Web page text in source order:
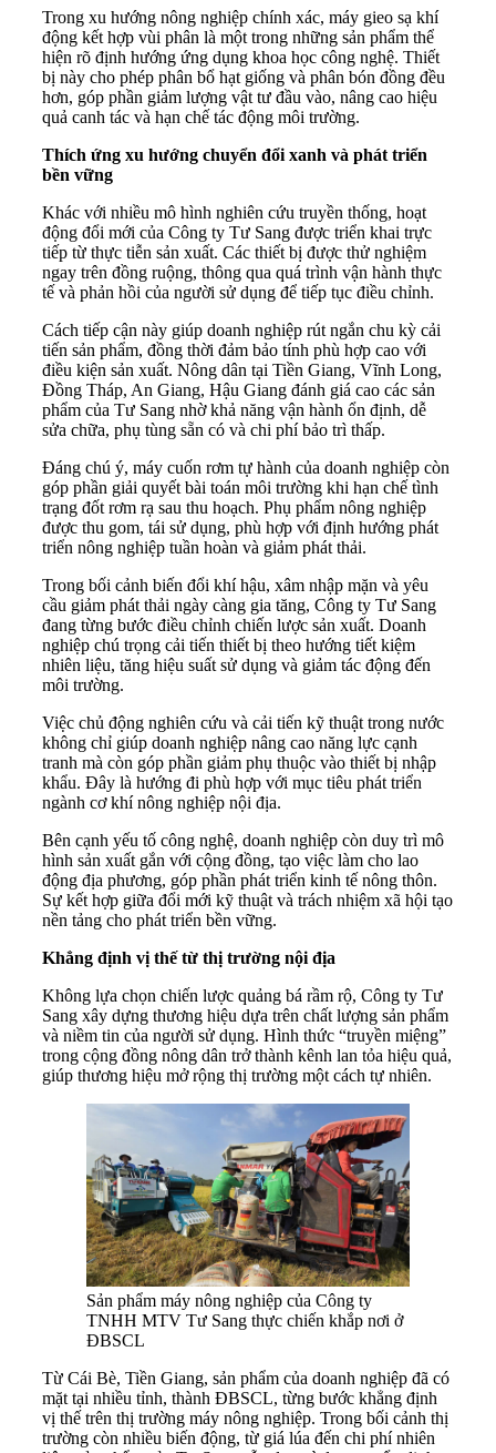
Trong xu hướng nông nghiệp chính xác, máy gieo sạ khí
động kết hợp vùi phân là một trong những sản phẩm thể
hiện rõ định hướng ứng dụng khoa học công nghệ. Thiết
bị này cho phép phân bổ hạt giống và phân bón đồng đều
hơn, góp phần giảm lượng vật tư đầu vào, nâng cao hiệu
quả canh tác và hạn chế tác động môi trường.
Thích ứng xu hướng chuyển đổi xanh và phát triển
bền vững
Khác với nhiều mô hình nghiên cứu truyền thống, hoạt
động đổi mới của Công ty Tư Sang được triển khai trực
tiếp từ thực tiễn sản xuất. Các thiết bị được thử nghiệm
ngay trên đồng ruộng, thông qua quá trình vận hành thực
tế và phản hồi của người sử dụng để tiếp tục điều chỉnh.
Cách tiếp cận này giúp doanh nghiệp rút ngắn chu kỳ cải
tiến sản phẩm, đồng thời đảm bảo tính phù hợp cao với
điều kiện sản xuất. Nông dân tại Tiền Giang, Vĩnh Long,
Đồng Tháp, An Giang, Hậu Giang đánh giá cao các sản
phẩm của Tư Sang nhờ khả năng vận hành ổn định, dễ
sửa chữa, phụ tùng sẵn có và chi phí bảo trì thấp.
Đáng chú ý, máy cuốn rơm tự hành của doanh nghiệp còn
góp phần giải quyết bài toán môi trường khi hạn chế tình
trạng đốt rơm rạ sau thu hoạch. Phụ phẩm nông nghiệp
được thu gom, tái sử dụng, phù hợp với định hướng phát
triển nông nghiệp tuần hoàn và giảm phát thải.
Trong bối cảnh biến đổi khí hậu, xâm nhập mặn và yêu
cầu giảm phát thải ngày càng gia tăng, Công ty Tư Sang
đang từng bước điều chỉnh chiến lược sản xuất. Doanh
nghiệp chú trọng cải tiến thiết bị theo hướng tiết kiệm
nhiên liệu, tăng hiệu suất sử dụng và giảm tác động đến
môi trường.
Việc chủ động nghiên cứu và cải tiến kỹ thuật trong nước
không chỉ giúp doanh nghiệp nâng cao năng lực cạnh
tranh mà còn góp phần giảm phụ thuộc vào thiết bị nhập
khẩu. Đây là hướng đi phù hợp với mục tiêu phát triển
ngành cơ khí nông nghiệp nội địa.
Bên cạnh yếu tố công nghệ, doanh nghiệp còn duy trì mô
hình sản xuất gắn với cộng đồng, tạo việc làm cho lao
động địa phương, góp phần phát triển kinh tế nông thôn.
Sự kết hợp giữa đổi mới kỹ thuật và trách nhiệm xã hội tạo
nền tảng cho phát triển bền vững.
Khẳng định vị thế từ thị trường nội địa
Không lựa chọn chiến lược quảng bá rầm rộ, Công ty Tư
Sang xây dựng thương hiệu dựa trên chất lượng sản phẩm
và niềm tin của người sử dụng. Hình thức “truyền miệng”
trong cộng đồng nông dân trở thành kênh lan tỏa hiệu quả,
giúp thương hiệu mở rộng thị trường một cách tự nhiên.
Sản phẩm máy nông nghiệp của Công ty
TNHH MTV Tư Sang thực chiến khắp nơi ở
ĐBSCL
Từ Cái Bè, Tiền Giang, sản phẩm của doanh nghiệp đã có
mặt tại nhiều tỉnh, thành ĐBSCL, từng bước khẳng định
vị thế trên thị trường máy nông nghiệp. Trong bối cảnh thị
trường còn nhiều biến động, từ giá lúa đến chi phí nhiên